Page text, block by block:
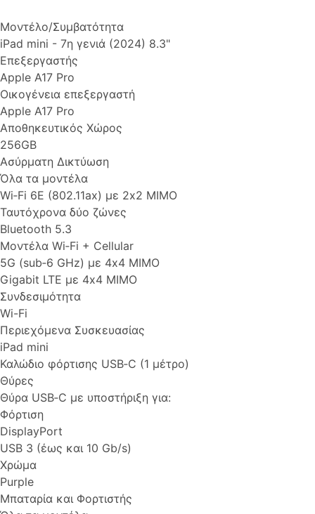
Μοντέλο/Συμβατότητα
iPad mini - 7η γενιά (2024) 8.3"
Επεξεργαστής
Apple A17 Pro
Οικογένεια επεξεργαστή
Apple A17 Pro
Αποθηκευτικός Χώρος
256GB
Ασύρματη Δικτύωση
Όλα τα μοντέλα
Wi‑Fi 6E (802.11ax) με 2x2 MIMO
Ταυτόχρονα δύο ζώνες
Bluetooth 5.3
Μοντέλα Wi‑Fi + Cellular
5G (sub‑6 GHz) με 4x4 MIMO
Gigabit LTE με 4x4 MIMO
Συνδεσιμότητα
Wi-Fi
Περιεχόμενα Συσκευασίας
iPad mini
Καλώδιο φόρτισης USB‑C (1 μέτρο)
Θύρες
Θύρα USB‑C με υποστή­ριξη για:
Φόρτιση
DisplayPort
USB 3 (έως και 10 Gb/s)
Χρώμα
Purple
Μπαταρία και Φορτιστής